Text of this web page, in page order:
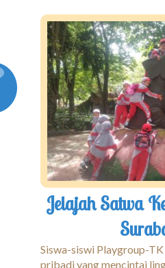
Jelajah Satwa
Siswa-siswi Playgroup-
pribadi yang mencintai